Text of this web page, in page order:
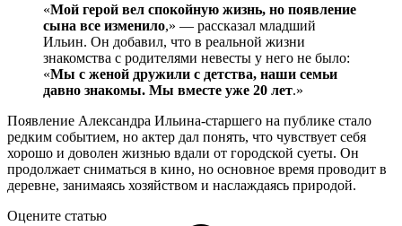
«Мой герой вел спокойную жизнь, но появление
сына все изменило,» — рассказал младший
Ильин. Он добавил, что в реальной жизни
знакомства с родителями невесты у него не было:
«Мы с женой дружили с детства, наши семьи
давно знакомы. Мы вместе уже 20 лет.»
Появление Александра Ильина-старшего на публике стало
редким событием, но актер дал понять, что чувствует себя
хорошо и доволен жизнью вдали от городской суеты. Он
продолжает сниматься в кино, но основное время проводит в
деревне, занимаясь хозяйством и наслаждаясь природой.
Оцените статью